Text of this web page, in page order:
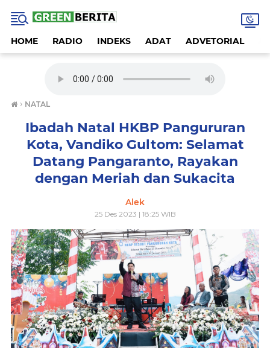
HOME RADIO INDEKS ADAT ADVETORIAL
› NATAL
Ibadah Natal HKBP Pangururan
Kota, Vandiko Gultom: Selamat
Datang Pangaranto, Rayakan
dengan Meriah dan Sukacita
Alek
25 Des 2023 | 18:25 WIB